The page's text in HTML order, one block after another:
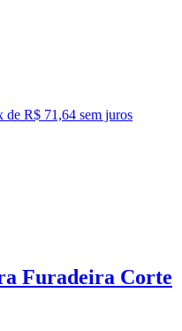
de R$ 71,64 sem juros
Furadeira Corte